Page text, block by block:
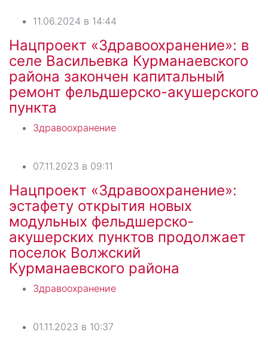
11.06.2024 в 14:44
Нацпроект «Здравоохранение»: в
селе Васильевка Курманаевского
района закончен капитальный
ремонт фельдшерско-акушерского
пункта
Здравоохранение
07.11.2023 в 09:11
Нацпроект «Здравоохранение»:
эстафету открытия новых
модульных фельдшерско-
акушерских пунктов продолжает
поселок Волжский
Курманаевского района
Здравоохранение
01.11.2023 в 10:37